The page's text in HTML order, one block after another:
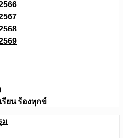
รียน ร้องทุกข์